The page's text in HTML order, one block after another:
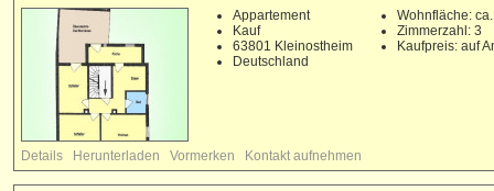
Appartement
Kauf
63801 Kleinostheim
Deutschland
Wohnfläche: ca.
Zimmerzahl: 3
Kaufpreis: auf
Details Herunterladen Vormerken Kontakt aufnehmen